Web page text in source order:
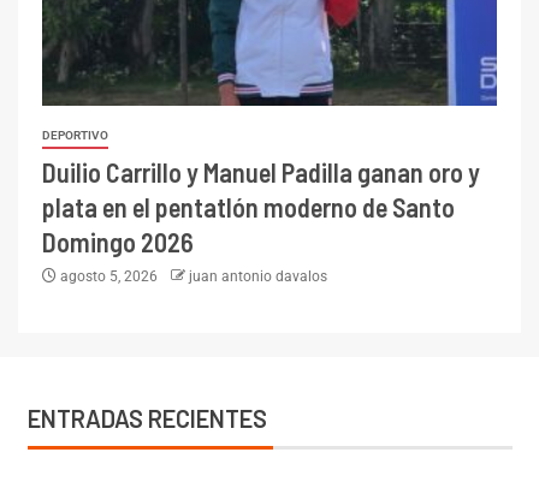
DEPORTIVO
Duilio Carrillo y Manuel Padilla ganan oro y
plata en el pentatlón moderno de Santo
Domingo 2026
agosto 5, 2026 juan antonio davalos
ENTRADAS RECIENTES